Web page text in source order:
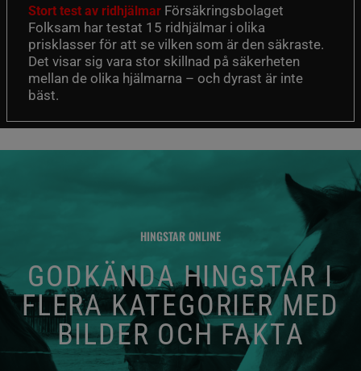
Stort test av ridhjälmar Försäkringsbolaget
Folksam har testat 15 ridhjälmar i olika
prisklasser för att se vilken som är den säkraste.
Det visar sig vara stor skillnad på säkerheten
mellan de olika hjälmarna – och dyrast är inte
bäst.
HINGSTAR ONLINE
GODKÄNDA HINGSTAR I
FLERA KATEGORIER MED
BILDER OCH FAKTA